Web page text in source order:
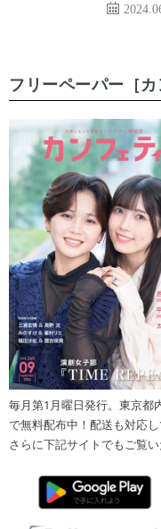
フリーペーパー［カ
毎月第1月曜日発行。東京都
で無料配布中！配送も対応し
さらに下記サイトでもご覧